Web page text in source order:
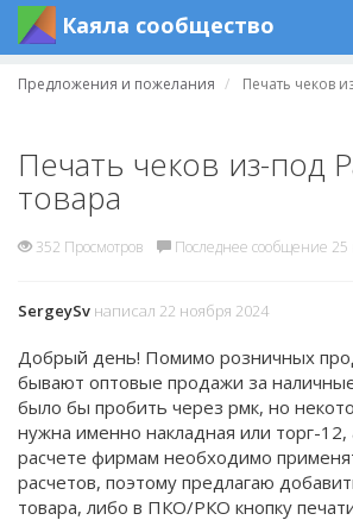
Каяла сообщество
Предложения и пожелания Печать чеков
Печать чеков из-под
товара
352 Просмотров Последнее сообщение 25
SergeySv написал 22 ноября 2024
Добрый день! Помимо розничных
бывают оптовые продажи за
было бы пробить через рмк, но
нужна именно накладная или торг-12,
расчете фирмам необходимо
расчетов, поэтому предлагаю
товара, либо в ПКО/РКО кнопку печати